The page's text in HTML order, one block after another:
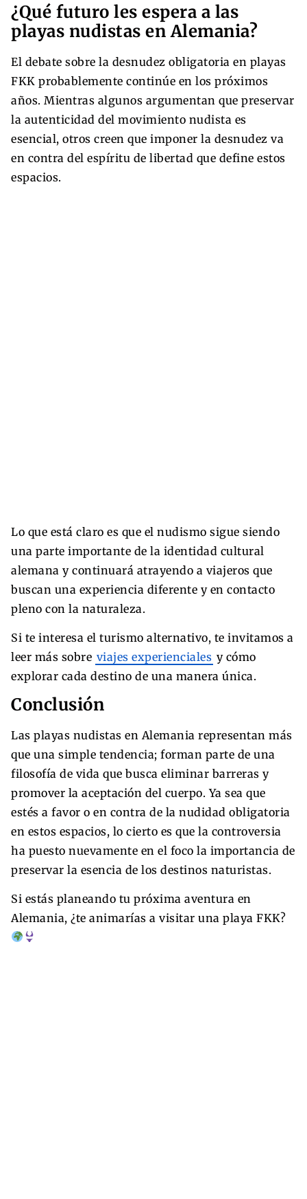
¿Qué futuro les espera a las
playas nudistas en Alemania?
El debate sobre la desnudez obligatoria en playas
FKK probablemente continúe en los próximos
años. Mientras algunos argumentan que preservar
la autenticidad del movimiento nudista es
esencial, otros creen que imponer la desnudez va
en contra del espíritu de libertad que define estos
espacios.
Lo que está claro es que el nudismo sigue siendo
una parte importante de la identidad cultural
alemana y continuará atrayendo a viajeros que
buscan una experiencia diferente y en contacto
pleno con la naturaleza.
Si te interesa el turismo alternativo, te invitamos a
leer más sobre viajes experienciales y cómo
explorar cada destino de una manera única.
Conclusión
Las playas nudistas en Alemania representan más
que una simple tendencia; forman parte de una
filosofía de vida que busca eliminar barreras y
promover la aceptación del cuerpo. Ya sea que
estés a favor o en contra de la nudidad obligatoria
en estos espacios, lo cierto es que la controversia
ha puesto nuevamente en el foco la importancia de
preservar la esencia de los destinos naturistas.
Si estás planeando tu próxima aventura en
Alemania, ¿te animarías a visitar una playa FKK?